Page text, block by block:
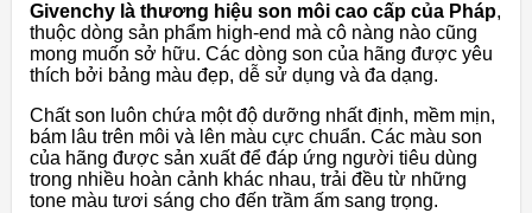
Givenchy là thương hiệu son môi cao cấp của Pháp,
thuộc dòng sản phẩm high-end mà cô nàng nào cũng
mong muốn sở hữu. Các dòng son của hãng được yêu
thích bởi bảng màu đẹp, dễ sử dụng và đa dạng.
Chất son luôn chứa một độ dưỡng nhất định, mềm mịn,
bám lâu trên môi và lên màu cực chuẩn. Các màu son
của hãng được sản xuất để đáp ứng người tiêu dùng
trong nhiều hoàn cảnh khác nhau, trải đều từ những
tone màu tươi sáng cho đến trầm ấm sang trọng.